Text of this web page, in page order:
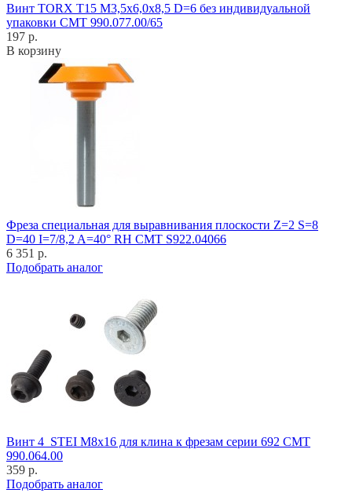
Винт TORX T15 M3,5x6,0x8,5 D=6 без индивидуальной
упаковки CMT 990.077.00/65
197 р.
В корзину
Фреза специальная для выравнивания плоскости Z=2 S=8
D=40 I=7/8,2 A=40° RH CMT S922.04066
6 351 р.
Подобрать аналог
Винт 4_STEI M8x16 для клина к фрезам серии 692 CMT
990.064.00
359 р.
Подобрать аналог